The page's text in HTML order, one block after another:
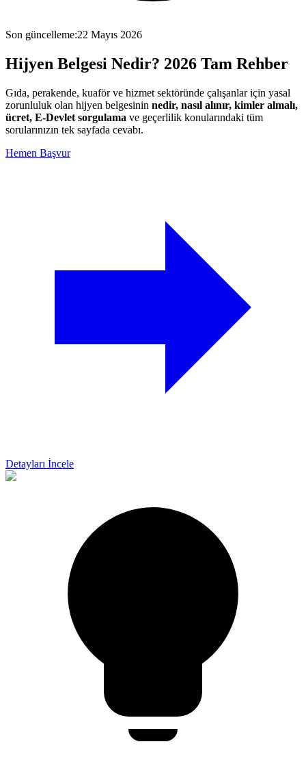
Son güncelleme:22 Mayıs 2026
Hijyen Belgesi Nedir? 2026 Tam Rehber
Gıda, perakende, kuaför ve hizmet sektöründe çalışanlar için yasal
zorunluluk olan hijyen belgesinin nedir, nasıl alınır, kimler almalı,
ücret, E-Devlet sorgulama ve geçerlilik konularındaki tüm
sorularınızın tek sayfada cevabı.
Hemen Başvur
Detayları İncele